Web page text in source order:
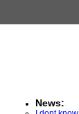
News: